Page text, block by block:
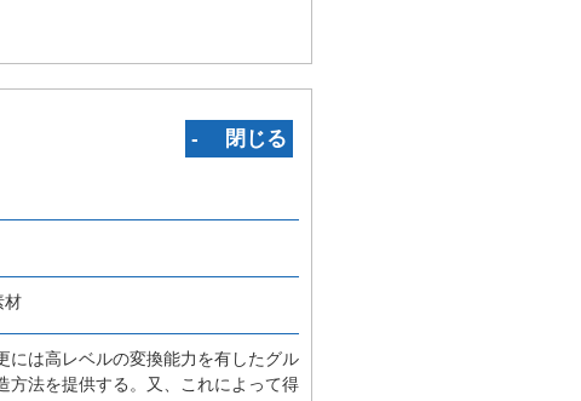
‐ 閉じる
材
には高レベルの変換能力を有したグル
方法を提供する。又、これによって得